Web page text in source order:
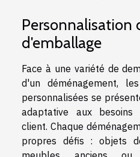
Personnalisation
d'emballage
Face à une variété de
d'un déménagement,
personnalisées se
adaptative aux besoins
client. Chaque
propres défis : objets